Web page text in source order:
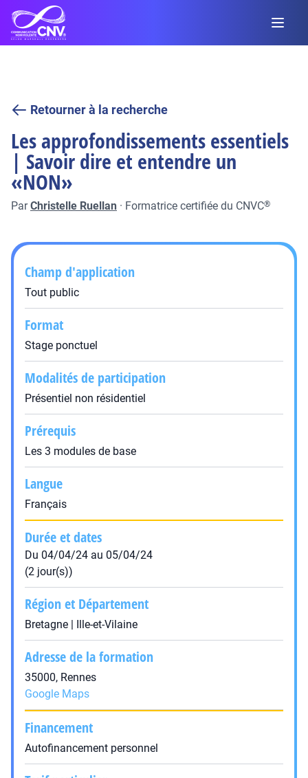
Retourner à la recherche
Les approfondissements essentiels
| Savoir dire et entendre un
«NON»
ParChristelle Ruellan · Formatrice certifiée du CNVC®
Champ d'application
Tout public
Format
Stage ponctuel
Modalités de participation
Présentiel non résidentiel
Prérequis
Les 3 modules de base
Langue
Français
Durée et dates
Du 04/04/24 au 05/04/24
(2 jour(s))
Région et Département
Bretagne | Ille-et-Vilaine
Adresse de la formation
35000, Rennes
Google Maps
Financement
Autofinancement personnel